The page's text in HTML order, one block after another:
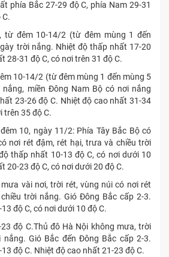
phía Bắc 27-29 độ C, phía Nam 29-31
C.
từ đêm 10-14/2 (từ đêm mùng 1 đến
trời nắng. Nhiệt độ thấp nhất 17-20
28-31 độ C, có nơi trên 31 độ C.
10-14/2 (từ đêm mùng 1 đến mùng 5
miền Đông Nam Bộ có nơi nắng
23-26 độ C. Nhiệt độ cao nhất 31-34
trên 35 độ C.
10, ngày 11/2: Phía Tây Bắc Bộ có
nơi rét đậm, rét hại, trưa và chiều trời
thấp nhất 10-13 độ C, có nơi dưới 10
20-23 độ C, có nơi dưới 20 độ C.
vài nơi, trời rét, vùng núi có nơi rét
trời nắng. Gió Đông Bắc cấp 2-3.
độ C, có nơi dưới 10 độ C.
độ C.Thủ đô Hà Nội không mưa, trời
Gió Bắc đến Đông Bắc cấp 2-3.
độ C. Nhiệt độ cao nhất 21-23 độ C.